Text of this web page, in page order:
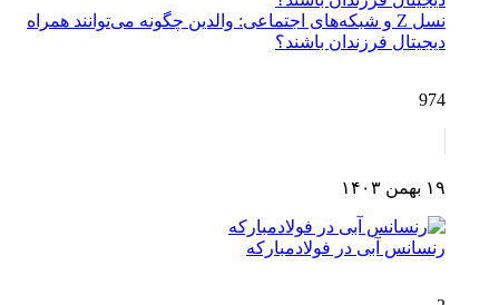
نسل Z و شبکه‌های اجتماعی: والدین چگونه می‌توانند همراه
دیجیتال فرزندان باشند؟
974
۱۹ بهمن ۱۴۰۳
رنسانس آبی در فولادمبارکه